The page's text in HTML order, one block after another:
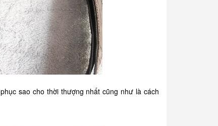
sao cho thời thượng nhất cũng như là cách